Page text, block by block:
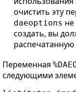
очистить эту
daeoptions
создать, вы
Переменная
следующими